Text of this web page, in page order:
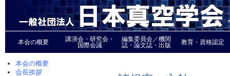
本会の概要
講演会・研究会・
国際会議
編集委員会／機関
誌・論文誌・出版
教育・資格認定
本会の概要
会長挨拶